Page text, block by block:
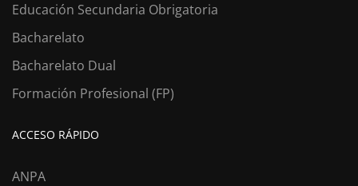
Educación Secundaria Obrigatoria
Bacharelato
Bacharelato Dual
Formación Profesional (FP)
ACCESO RÁPIDO
ANPA